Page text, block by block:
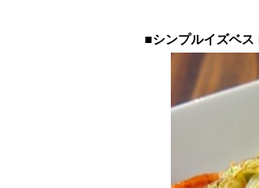
■シンプルイズベ